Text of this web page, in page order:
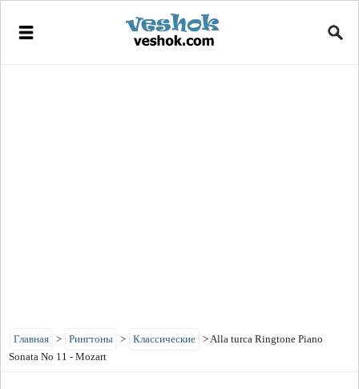
Главная > Рингтоны > Классические >Alla turca Ringtone Piano
Sonata No 11 - Mozart